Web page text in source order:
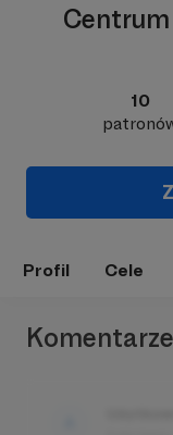
Centrum
10
Profil Cele
Komentarze